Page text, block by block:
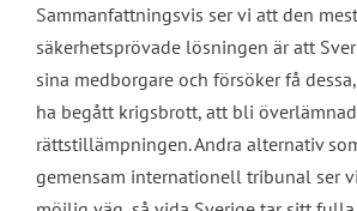
Sammanfattningsvis ser vi att den mest
säkerhetsprövade lösningen är att
sina medborgare och försöker få
ha begått krigsbrott, att bli
rättstillämpningen. Andra alternativ
gemensam internationell tribunal ser